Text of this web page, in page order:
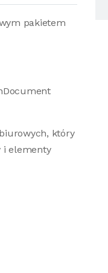
pakietem
który
i elementy